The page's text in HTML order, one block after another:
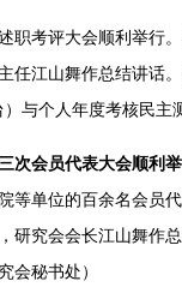
职考评大会顺利举行
任江山舞作总结讲话
与个人年度考核民主
次会员代表大会顺利举
等单位的百余名会员
研究会会长江山舞作
会秘书处）